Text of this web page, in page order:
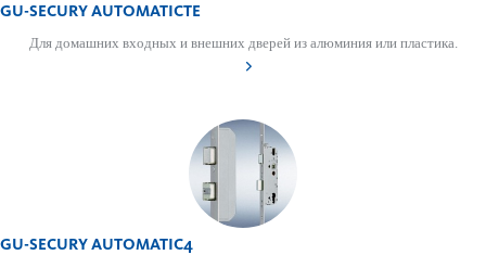
GU-SECURY AUTOMATICTE
Для домашних входных и внешних дверей из алюминия или пластика.
GU-SECURY AUTOMATIC4